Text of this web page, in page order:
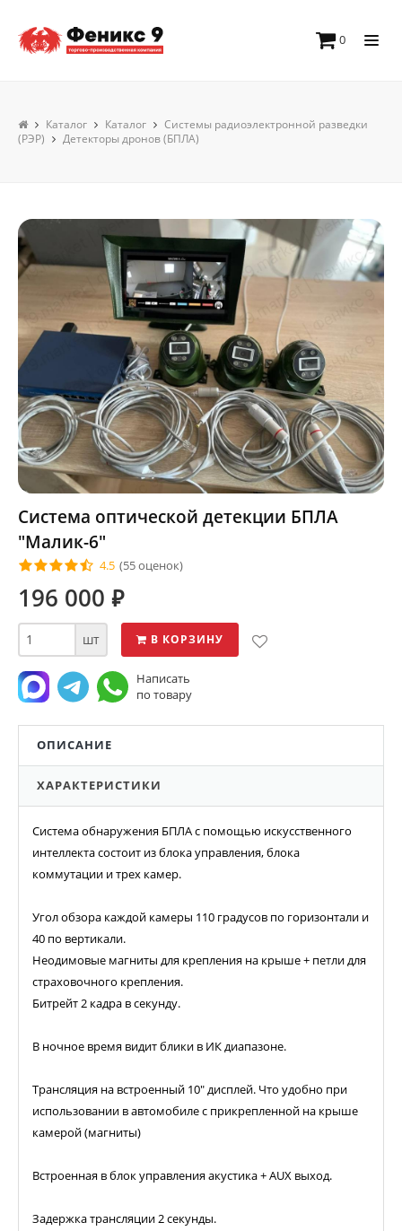
0
Каталог Каталог
Системы радиоэлектронной разведки
(РЭР)
Детекторы дронов (БПЛА)
Система оптической детекции БПЛА
"Малик-6"
4.5 (55 оценок)
196 000 ⃏
шт В КОРЗИНУ
Написать
по товару
ОПИСАНИЕ
ХАРАКТЕРИСТИКИ
Система обнаружения БПЛА с помощью искусственного
интеллекта состоит из блока управления, блока
коммутации и трех камер.
Угол обзора каждой камеры 110 градусов по горизонтали и
40 по вертикали.
Неодимовые магниты для крепления на крыше + петли для
страховочного крепления.
Битрейт 2 кадра в секунду.
В ночное время видит блики в ИК диапазоне.
Трансляция на встроенный 10" дисплей. Что удобно при
использовании в автомобиле с прикрепленной на крыше
камерой (магниты)
Встроенная в блок управления акустика + AUX выход.
Задержка трансляции 2 секунды.